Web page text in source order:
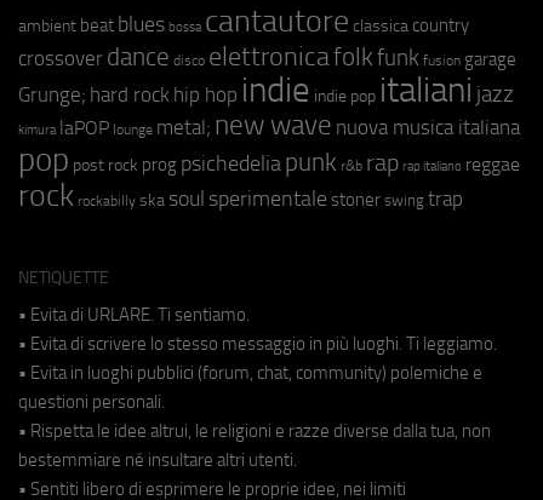
ambient beat blues bossa cantautore classica country
crossover dance disco elettronicafolkfunk fusion garage
Grunge; hard rock hip hop indie indie pop italiani jazz
kimura laPOP lounge metal; new wave nuova musica italiana
pop post rock prog psichedeliapunk r&b rap rap italiano reggae
rock rockabilly ska soul sperimentale stoner swing trap
NETIQUETTE
• Evita di URLARE. Ti sentiamo.
• Evita di scrivere lo stesso messaggio in più luoghi. Ti leggiamo.
• Evita in luoghi pubblici (forum, chat, community) polemiche e
questioni personali.
• Rispetta le idee altrui, le religioni e razze diverse dalla tua, non
bestemmiare né insultare altri utenti.
• Sentiti libero di esprimere le proprie idee, nei limiti